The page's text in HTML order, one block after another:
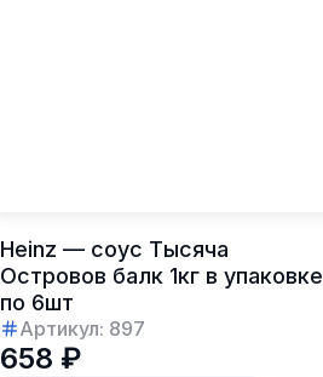
Heinz — соус Тысяча
Островов балк 1кг в упаковке
по 6шт
Артикул: 897
658 ₽